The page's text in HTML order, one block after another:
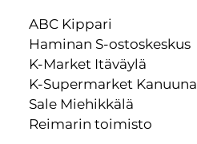
ABC Kippari
Haminan S-ostoskeskus
K-Market Itäväylä
K-Supermarket Kanuuna
Sale Miehikkälä
Reimarin toimisto